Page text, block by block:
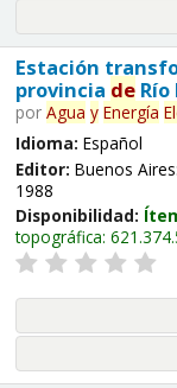
Estación
provincia deRío
por Agua y Energía
Idioma: Español
Editor: Buenos Aires:
1988
Disponibilidad:
topográfica: